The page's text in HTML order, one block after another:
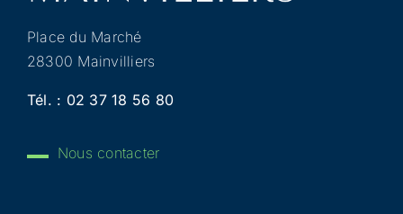
Place du Marché
28300 Mainvilliers
Tél. : 02 37 18 56 80
Nous contacter